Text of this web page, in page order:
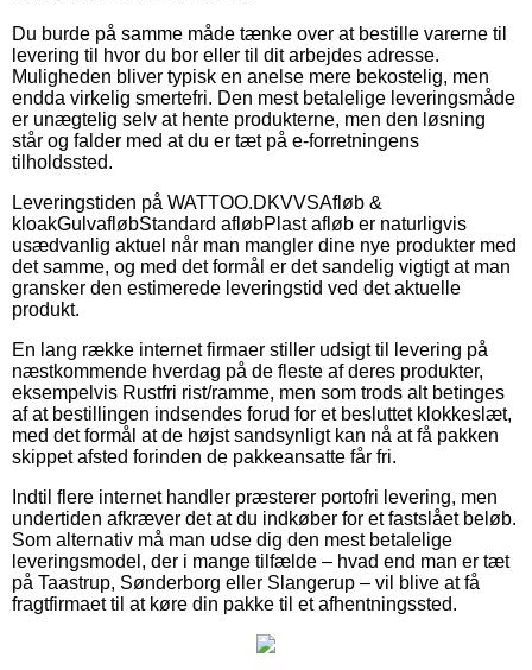
Du burde på samme måde tænke over at bestille varerne til
levering til hvor du bor eller til dit arbejdes adresse.
Muligheden bliver typisk en anelse mere bekostelig, men
endda virkelig smertefri. Den mest betalelige leveringsmåde
er unægtelig selv at hente produkterne, men den løsning
står og falder med at du er tæt på e-forretningens
tilholdssted.
Leveringstiden på WATTOO.DKVVSAfløb &
kloakGulvafløbStandard afløbPlast afløb er naturligvis
usædvanlig aktuel når man mangler dine nye produkter med
det samme, og med det formål er det sandelig vigtigt at man
gransker den estimerede leveringstid ved det aktuelle
produkt.
En lang række internet firmaer stiller udsigt til levering på
næstkommende hverdag på de fleste af deres produkter,
eksempelvis Rustfri rist/ramme, men som trods alt betinges
af at bestillingen indsendes forud for et besluttet klokkeslæt,
med det formål at de højst sandsynligt kan nå at få pakken
skippet afsted forinden de pakkeansatte får fri.
Indtil flere internet handler præsterer portofri levering, men
undertiden afkræver det at du indkøber for et fastslået beløb.
Som alternativ må man udse dig den mest betalelige
leveringsmodel, der i mange tilfælde – hvad end man er tæt
på Taastrup, Sønderborg eller Slangerup – vil blive at få
fragtfirmaet til at køre din pakke til et afhentningssted.